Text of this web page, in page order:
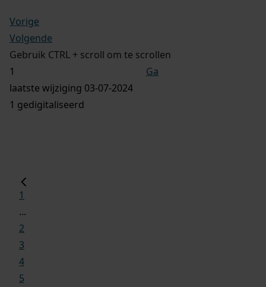
Vorige
Volgende
Gebruik CTRL + scroll om te scrollen
Ga
laatste wijziging 03-07-2024
1 gedigitaliseerd
1
...
2
3
4
5